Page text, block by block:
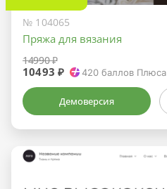
№ 104065
Пряжа для вязания
14990 ₽
10493 ₽ 420 баллов Плюса
Демоверсия